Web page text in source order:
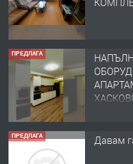
ПРЕДЛАГА
ПРЕДЛАГА Давам